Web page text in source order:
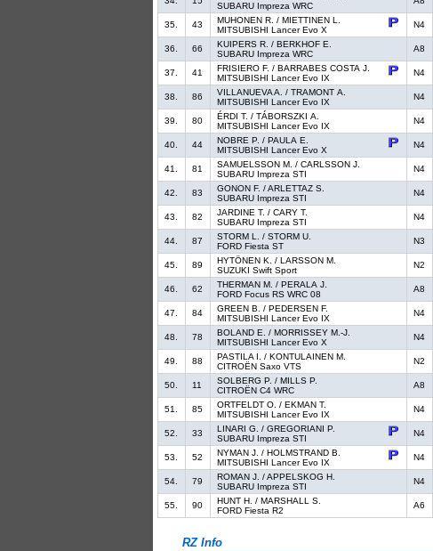
SUBARU Impreza WRC
35.
43
MUHONEN R. / MIETTINEN L.
MITSUBISHI Lancer Evo X
N4
36.
66
KUIPERS R. / BERKHOF E.
SUBARU Impreza WRC
A8
37.
41
FRISIERO F. / BARRABES COSTA J.
MITSUBISHI Lancer Evo IX
N4
38.
86
VILLANUEVA A. / TRAMONT A.
MITSUBISHI Lancer Evo IX
N4
39.
80
ÉRDI T. / TÁBORSZKI A.
MITSUBISHI Lancer Evo IX
N4
40.
44
NOBRE P. / PAULA E.
MITSUBISHI Lancer Evo X
N4
41.
81
SAMUELSSON M. / CARLSSON J.
SUBARU Impreza STI
N4
42.
83
GONON F. / ARLETTAZ S.
SUBARU Impreza STI
N4
43.
82
JARDINE T. / CARY T.
SUBARU Impreza STI
N4
44.
87
STORM L. / STORM U.
FORD Fiesta ST
N3
45.
89
HYTÖNEN K. / LARSSON M.
SUZUKI Swift Sport
N2
46.
62
THERMAN M. / PERALA J.
FORD Focus RS WRC 08
A8
47.
84
GREEN B. / PEDERSEN F.
MITSUBISHI Lancer Evo IX
N4
48.
78
BOLAND E. / MORRISSEY M.-J.
MITSUBISHI Lancer Evo X
N4
49.
88
PASTILA I. / KONTULAINEN M.
CITROËN Saxo VTS
N2
50.
11
SOLBERG P. / MILLS P.
CITROËN C4 WRC
A8
51.
85
ORTFELDT O. / EKMAN T.
MITSUBISHI Lancer Evo IX
N4
52.
33
LINARI G. / GREGORIANI P.
SUBARU Impreza STI
N4
53.
52
NYMAN J. / HOLMSTRAND B.
MITSUBISHI Lancer Evo IX
N4
54.
79
ROMAN J. / APPELSKOG H.
SUBARU Impreza STI
N4
55.
90
HUNT H. / MARSHALL S.
FORD Fiesta R2
A6
RZ Info